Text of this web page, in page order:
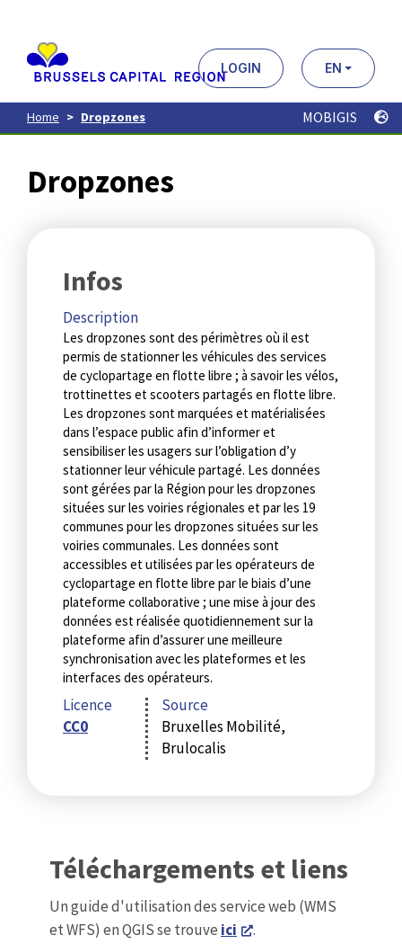
contenu
principal
LOGIN EN
Home Dropzones MOBIGIS
Dropzones
Infos
Description
Les dropzones sont des périmètres où il est
permis de stationner les véhicules des services
de cyclopartage en flotte libre ; à savoir les vélos,
trottinettes et scooters partagés en flotte libre.
Les dropzones sont marquées et matérialisées
dans l’espace public afin d’informer et
sensibiliser les usagers sur l’obligation d’y
stationner leur véhicule partagé. Les données
sont gérées par la Région pour les dropzones
situées sur les voiries régionales et par les 19
communes pour les dropzones situées sur les
voiries communales. Les données sont
accessibles et utilisées par les opérateurs de
cyclopartage en flotte libre par le biais d’une
plateforme collaborative ; une mise à jour des
données est réalisée quotidiennement sur la
plateforme afin d’assurer une meilleure
synchronisation avec les plateformes et les
interfaces des opérateurs.
Licence
CC0
Source
Bruxelles Mobilité,
Brulocalis
Téléchargements et liens
Un guide d'utilisation des service web (WMS
et WFS) en QGIS se trouve ici .